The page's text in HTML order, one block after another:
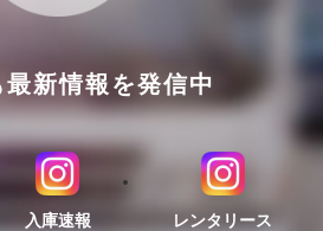
新情報を発信中
入庫速報
レンタリース